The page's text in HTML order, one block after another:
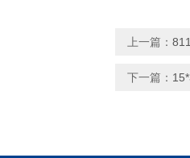
上一篇：
下一篇：